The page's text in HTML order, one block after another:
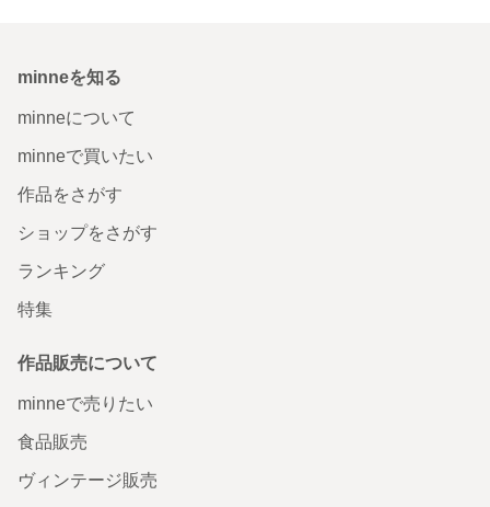
minneを知る
minneについて
minneで買いたい
作品をさがす
ショップをさがす
ランキング
特集
作品販売について
minneで売りたい
食品販売
ヴィンテージ販売